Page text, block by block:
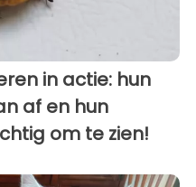
in actie: hun
af en hun
om te zien!